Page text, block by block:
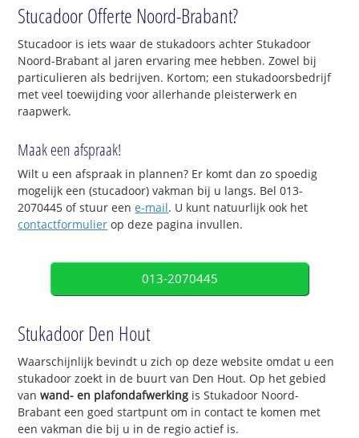
Stucadoor Offerte Noord-Brabant?
Stucadoor is iets waar de stukadoors achter Stukadoor
Noord-Brabant al jaren ervaring mee hebben. Zowel bij
particulieren als bedrijven. Kortom; een stukadoorsbedrijf
met veel toewijding voor allerhande pleisterwerk en
raapwerk.
Maak een afspraak!
Wilt u een afspraak in plannen? Er komt dan zo spoedig
mogelijk een (stucadoor) vakman bij u langs. Bel 013-
2070445 of stuur eene-mail. U kunt natuurlijk ook het
contactformulier op deze pagina invullen.
013-2070445
Stukadoor Den Hout
Waarschijnlijk bevindt u zich op deze website omdat u een
stukadoor zoekt in de buurt van Den Hout. Op het gebied
vanwand- en plafondafwerking is Stukadoor Noord-
Brabant een goed startpunt om in contact te komen met
een vakman die bij u in de regio actief is.